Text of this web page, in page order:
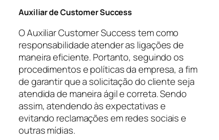
Auxiliar de Customer Success
O Auxiliar Customer Success tem como
responsabilidade atender as ligações de
maneira eficiente. Portanto, seguindo os
procedimentos e políticas da empresa, a fim
de garantir que a solicitação do cliente seja
atendida de maneira ágil e correta. Sendo
assim, atendendo às expectativas e
evitando reclamações em redes sociais e
outras mídias.